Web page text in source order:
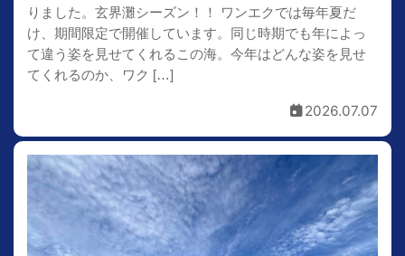
りました。玄界灘シーズン！！ ワンエクでは毎年夏だ
け、期間限定で開催しています。同じ時期でも年によっ
て違う姿を見せてくれるこの海。今年はどんな姿を見せ
てくれるのか、ワク […]
2026.07.07